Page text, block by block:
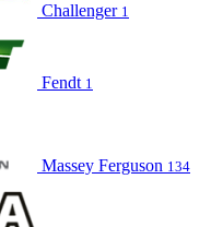
Challenger 1
Fendt 1
Massey Ferguson 134